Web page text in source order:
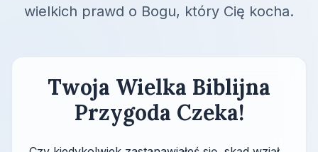
wielkich prawd o Bogu, który Cię kocha.
Twoja Wielka Biblijna
Przygoda Czeka!